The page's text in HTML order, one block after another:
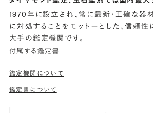
1970年に設立され、常に最新・正確な器
に対処することをモットーとした、信頼
大手の鑑定機関です。
付属する鑑定書
鑑定機関について
鑑定書について